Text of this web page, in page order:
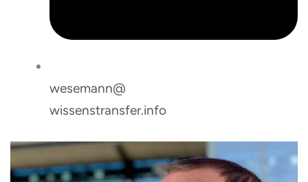
wesemann@
wissenstransfer.info